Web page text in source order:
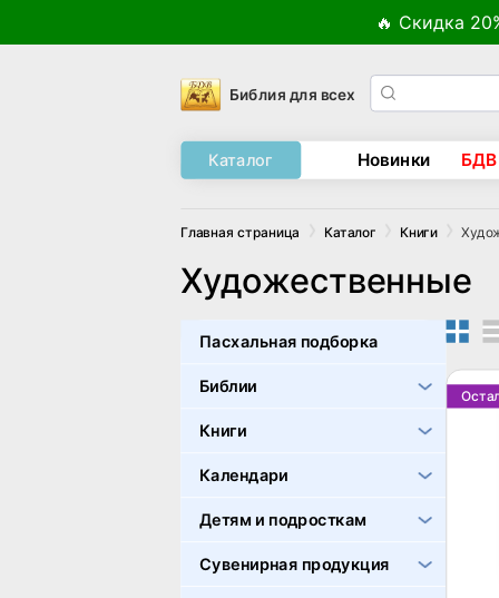
🔥 Скидка
Библия для всех
Каталог Новинки БДВ
Главная страница Каталог Книги
Художественные
Пасхальная подборка
Библии
Книги
Календари
Детям и подросткам
Сувенирная продукция